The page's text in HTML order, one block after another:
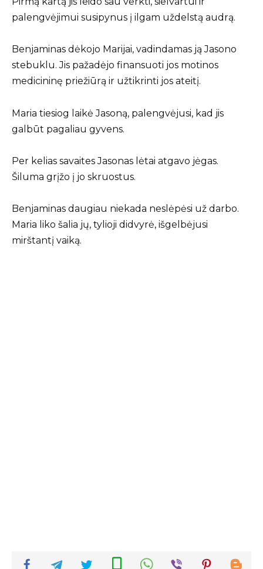
palengvėjimui susipynus į ilgam uždelstą audrą.
Benjaminas dėkojo Marijai, vadindamas ją Jasono
stebuklu. Jis pažadėjo finansuoti jos motinos
medicininę priežiūrą ir užtikrinti jos ateitį.
Maria tiesiog laikė Jasoną, palengvėjusi, kad jis
galbūt pagaliau gyvens.
Per kelias savaites Jasonas lėtai atgavo jėgas.
Šiluma grįžo į jo skruostus.
Benjaminas daugiau niekada neslėpėsi už darbo.
Maria liko šalia jų, tylioji didvyrė, išgelbėjusi
mirštantį vaiką.